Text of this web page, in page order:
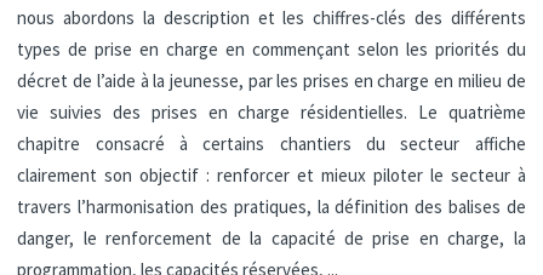
nous abordons la description et les chiffres-clés des différents
types de prise en charge en commençant selon les priorités du
décret de l’aide à la jeunesse, par les prises en charge en milieu de
vie suivies des prises en charge résidentielles. Le quatrième
chapitre consacré à certains chantiers du secteur affiche
clairement son objectif : renforcer et mieux piloter le secteur à
travers l’harmonisation des pratiques, la définition des balises de
danger, le renforcement de la capacité de prise en charge, la
programmation, les capacités réservées, ...